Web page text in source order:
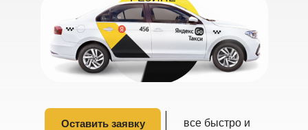
Оставить заявку
все быстро и
Оставить заявку
все быстро и